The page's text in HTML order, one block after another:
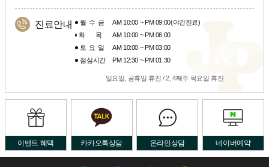
진료안내 월수금
AM 10:00 ~ PM 09:00(야간진료)
화목 AM 10:00 ~ PM 06:00
토요일
AM 10:00 ~ PM 03:00
점심시간
PM 12:30 ~ PM 01:30
일요일, 공휴일 휴진 / 2, 4째주 목요일 휴진
이벤트 혜택 카카오톡상담 온라인상담 네이버예약